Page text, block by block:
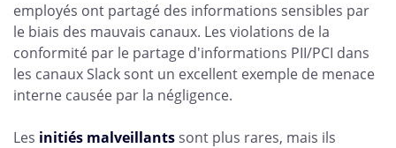
employés ont partagé des informations sensibles par
le biais des mauvais canaux. Les violations de la
conformité par le partage d'informations PII/PCI dans
les canaux Slack sont un excellent exemple de menace
interne causée par la négligence.
Les initiés malveillantssont plus rares, mais ils